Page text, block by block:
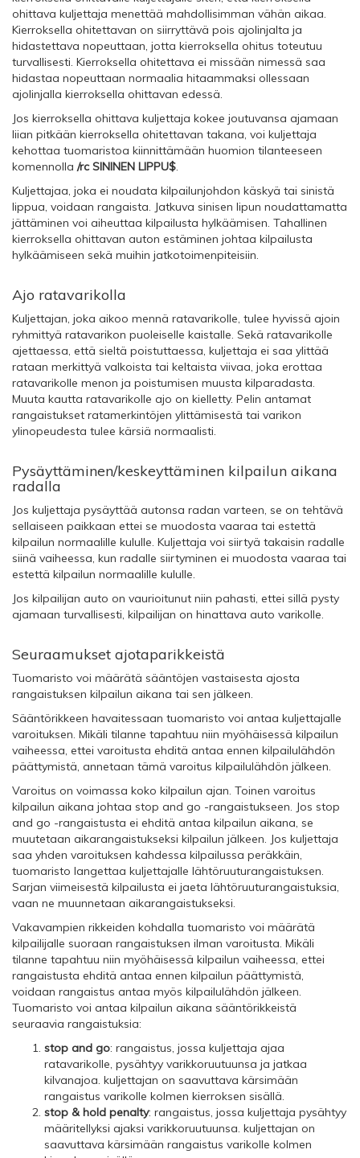
ohittava kuljettaja menettää mahdollisimman vähän aikaa.
Kierroksella ohitettavan on siirryttävä pois ajolinjalta ja
hidastettava nopeuttaan, jotta kierroksella ohitus toteutuu
turvallisesti. Kierroksella ohitettava ei missään nimessä saa
hidastaa nopeuttaan normaalia hitaammaksi ollessaan
ajolinjalla kierroksella ohittavan edessä.
Jos kierroksella ohittava kuljettaja kokee joutuvansa ajamaan
liian pitkään kierroksella ohitettavan takana, voi kuljettaja
kehottaa tuomaristoa kiinnittämään huomion tilanteeseen
komennolla /rc SININEN LIPPU$.
Kuljettajaa, joka ei noudata kilpailunjohdon käskyä tai sinistä
lippua, voidaan rangaista. Jatkuva sinisen lipun noudattamatta
jättäminen voi aiheuttaa kilpailusta hylkäämisen. Tahallinen
kierroksella ohittavan auton estäminen johtaa kilpailusta
hylkäämiseen sekä muihin jatkotoimenpiteisiin.
Ajo ratavarikolla
Kuljettajan, joka aikoo mennä ratavarikolle, tulee hyvissä ajoin
ryhmittyä ratavarikon puoleiselle kaistalle. Sekä ratavarikolle
ajettaessa, että sieltä poistuttaessa, kuljettaja ei saa ylittää
rataan merkittyä valkoista tai keltaista viivaa, joka erottaa
ratavarikolle menon ja poistumisen muusta kilparadasta.
Muuta kautta ratavarikolle ajo on kielletty. Pelin antamat
rangaistukset ratamerkintöjen ylittämisestä tai varikon
ylinopeudesta tulee kärsiä normaalisti.
Pysäyttäminen/keskeyttäminen kilpailun aikana
radalla
Jos kuljettaja pysäyttää autonsa radan varteen, se on tehtävä
sellaiseen paikkaan ettei se muodosta vaaraa tai estettä
kilpailun normaalille kululle. Kuljettaja voi siirtyä takaisin radalle
siinä vaiheessa, kun radalle siirtyminen ei muodosta vaaraa tai
estettä kilpailun normaalille kululle.
Jos kilpailijan auto on vaurioitunut niin pahasti, ettei sillä pysty
ajamaan turvallisesti, kilpailijan on hinattava auto varikolle.
Seuraamukset ajotaparikkeistä
Tuomaristo voi määrätä sääntöjen vastaisesta ajosta
rangaistuksen kilpailun aikana tai sen jälkeen.
Sääntörikkeen havaitessaan tuomaristo voi antaa kuljettajalle
varoituksen. Mikäli tilanne tapahtuu niin myöhäisessä kilpailun
vaiheessa, ettei varoitusta ehditä antaa ennen kilpailulähdön
päättymistä, annetaan tämä varoitus kilpailulähdön jälkeen.
Varoitus on voimassa koko kilpailun ajan. Toinen varoitus
kilpailun aikana johtaa stop and go -rangaistukseen. Jos stop
and go -rangaistusta ei ehditä antaa kilpailun aikana, se
muutetaan aikarangaistukseksi kilpailun jälkeen. Jos kuljettaja
saa yhden varoituksen kahdessa kilpailussa peräkkäin,
tuomaristo langettaa kuljettajalle lähtöruuturangaistuksen.
Sarjan viimeisestä kilpailusta ei jaeta lähtöruuturangaistuksia,
vaan ne muunnetaan aikarangaistukseksi.
Vakavampien rikkeiden kohdalla tuomaristo voi määrätä
kilpailijalle suoraan rangaistuksen ilman varoitusta. Mikäli
tilanne tapahtuu niin myöhäisessä kilpailun vaiheessa, ettei
rangaistusta ehditä antaa ennen kilpailun päättymistä,
voidaan rangaistus antaa myös kilpailulähdön jälkeen.
Tuomaristo voi antaa kilpailun aikana sääntörikkeistä
seuraavia rangaistuksia:
stop and go: rangaistus, jossa kuljettaja ajaa
ratavarikolle, pysähtyy varikkoruutuunsa ja jatkaa
kilvanajoa. kuljettajan on saavuttava kärsimään
rangaistus varikolle kolmen kierroksen sisällä.
stop & hold penalty: rangaistus, jossa kuljettaja pysähtyy
määritellyksi ajaksi varikkoruutuunsa. kuljettajan on
saavuttava kärsimään rangaistus varikolle kolmen